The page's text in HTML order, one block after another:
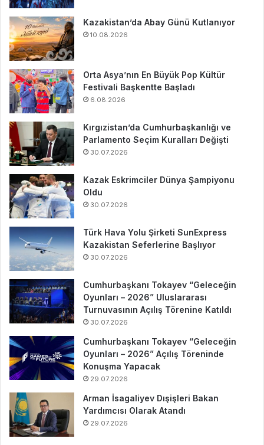
Kazakistan’da Abay Günü Kutlanıyor
10.08.2026
Orta Asya’nın En Büyük Pop Kültür
Festivali Başkentte Başladı
6.08.2026
Kırgızistan’da Cumhurbaşkanlığı ve
Parlamento Seçim Kuralları Değişti
30.07.2026
Kazak Eskrimciler Dünya Şampiyonu
Oldu
30.07.2026
Türk Hava Yolu Şirketi SunExpress
Kazakistan Seferlerine Başlıyor
30.07.2026
Cumhurbaşkanı Tokayev “Geleceğin
Oyunları – 2026” Uluslararası
Turnuvasının Açılış Törenine Katıldı
30.07.2026
Cumhurbaşkanı Tokayev “Geleceğin
Oyunları – 2026” Açılış Töreninde
Konuşma Yapacak
29.07.2026
Arman İsagaliyev Dışişleri Bakan
Yardımcısı Olarak Atandı
29.07.2026